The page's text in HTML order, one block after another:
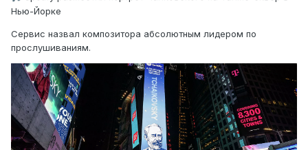
Нью-Йорке
Сервис назвал композитора абсолютным лидером по
прослушиваниям.